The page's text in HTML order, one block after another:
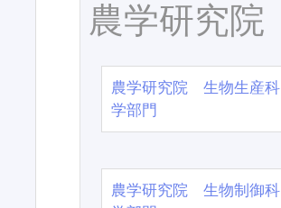
農学研究院
農学研究院 生物生産科
学部門
農学研究院 生物制御科